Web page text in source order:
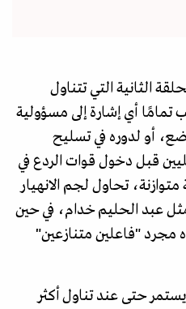
الثانية التي تتناول
تمامًا أي إشارة إلى مسؤولية
أو لدوره في تسليح
قبل دخول قوات الردع في
متوازنة، تحاول لجم الانهيار
عبد الحليم خدام، في حين
مجرد "فاعلين متنازعين"
حتى عند تناول أكثر